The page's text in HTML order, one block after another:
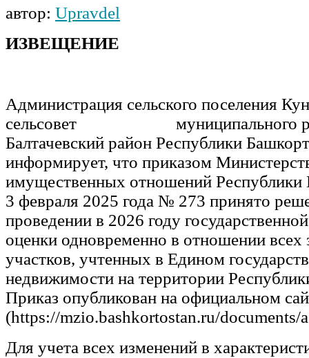
автор: Upravdel
ИЗВЕЩЕНИЕ
Администрация сельского поселения
сельсовет муниципального
Балтачевский район Республики
информирует, что приказом
имущественных отношений Республики
3 февраля 2025 года № 273 принято
проведении в 2026 году
оценки одновременно в отношении всех
участков, учтенных в Едином
недвижимости на территории
Приказ опубликован на официальном
(https://mzio.bashkortostan.ru/documents/
Для учета всех изменений в